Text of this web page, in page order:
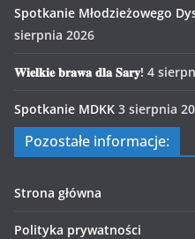
Spotkanie Młodzieżowego
sierpnia 2026
𝐖𝐢𝐞𝐥𝐤𝐢𝐞 𝐛𝐫𝐚𝐰𝐚 𝐝𝐥𝐚 𝐒𝐚𝐫𝐲! 4
Spotkanie MDKK 3 sierpnia
Pozostałe informacje:
Strona główna
Polityka prywatności